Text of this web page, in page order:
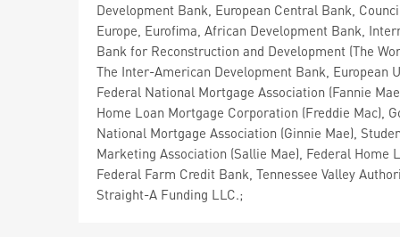
Development Bank, European Central Bank,
Europe, Eurofima, African Development Bank,
Bank for Reconstruction and Development (The
The Inter-American Development Bank, European
Federal National Mortgage Association (Fannie
Home Loan Mortgage Corporation (Freddie Mac),
National Mortgage Association (Ginnie Mae),
Marketing Association (Sallie Mae), Federal Home
Federal Farm Credit Bank, Tennessee Valley
Straight-A Funding LLC.;